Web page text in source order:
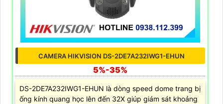
CAMERA HIKVISION DS-2DE7A232IWG1-EHUN
5%-35%
DS-2DE7A232IWG1-EHUN là dòng speed dome trang bị
ống kính quang học lên đến 32X giúp giám sát khoảng